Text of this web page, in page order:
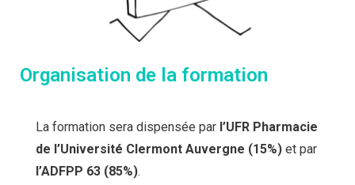
Organisation de la formation
La formation sera dispensée par l’UFR Pharmacie
de l’Université Clermont Auvergne (15%) et par
l’ADFPP 63 (85%).